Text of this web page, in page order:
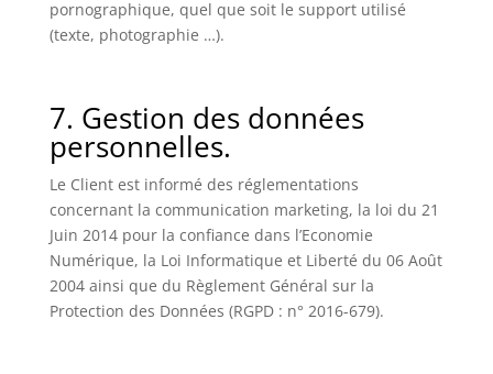
pornographique, quel que soit le support utilisé
(texte, photographie …).
7. Gestion des données
personnelles.
Le Client est informé des réglementations
concernant la communication marketing, la loi du 21
Juin 2014 pour la confiance dans l’Economie
Numérique, la Loi Informatique et Liberté du 06 Août
2004 ainsi que du Règlement Général sur la
Protection des Données (RGPD : n° 2016-679).